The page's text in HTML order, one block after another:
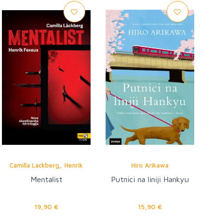
Camilla Lackberg ,Henrik
Fexeus
Mentalist
19,90 €
Hiro Arikawa
Putnici na liniji Hankyu
15,90 €